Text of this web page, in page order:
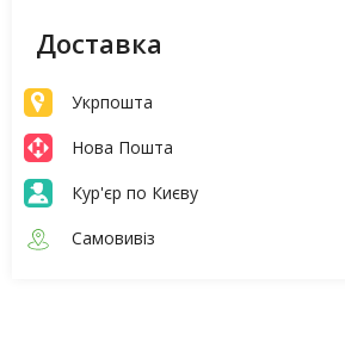
Доставка
Укрпошта
Нова Пошта
Кур'єр по Києву
Самовивіз